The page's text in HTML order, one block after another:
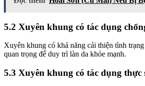
5.2 Xuyên khung có tác dụng
Xuyên khung có khả năng cải thiện tình
quan trọng để duy trì làn da khỏe mạnh.
5.3 Xuyên khung có tác dụng